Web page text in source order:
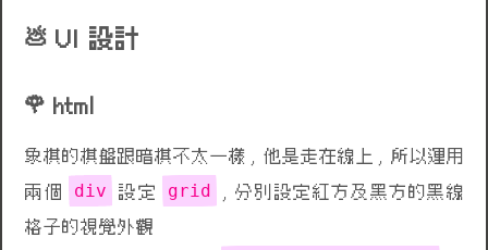
UI 設計
html
象棋的棋盤跟暗棋不太一樣 , 他是走在線上 , 所以運用
兩個
div 設定 grid
, 分別設定紅方及黑方的黑線
格子的視覺外觀